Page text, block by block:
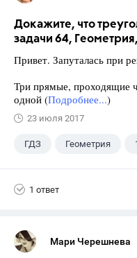
Докажите, что
задачи 64,
Привет. Запуталась при
Три прямые, проходящие
одной (Подробнее...)
23 июля 2017
ГДЗ Геометрия
1 ответ
Мари Черешнева